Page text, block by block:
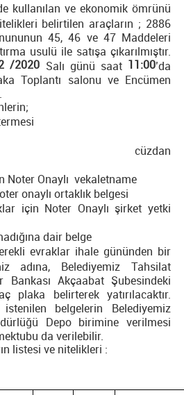
kullanılan ve ekonomik ömrünü
belirtilen araçların ; 2886
45, 46 ve 47 Maddeleri
usulü ile satışa çıkarılmıştır.
/2020 Salı günü saat 11:00’da
Toplantı salonu ve Encümen
cüzdan
Noter Onaylı vekaletname
onaylı ortaklık belgesi
için Noter Onaylı şirket yetki
dair belge
evraklar ihale gününden bir
adına, Belediyemiz Tahsilat
Bankası Akçaabat Şubesindeki
plaka belirterek yatırılacaktır.
belgelerin Belediyemiz
Depo birimine verilmesi
da verilebilir.
listesi ve nitelikleri :